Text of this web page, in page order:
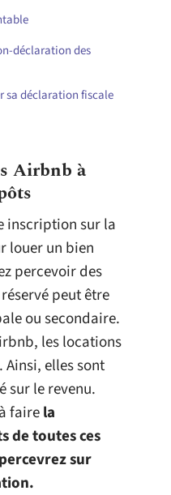
déclaration des
sa déclaration fiscale
Airbnb à
inscription sur la
louer un bien
percevoir des
peut être
ou secondaire.
les locations
elles sont
sur le revenu.
fairela
de toutes ces
sur